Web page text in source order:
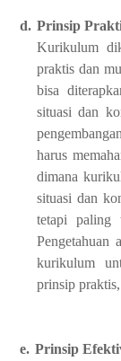
d. Prinsip
Kurikulum
praktis dan
bisa
situasi dan
harus
dimana
situasi dan
tetapi paling
Pengetahuan
kurikulum
prinsip
e. Prinsip